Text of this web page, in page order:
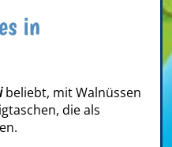
in
beliebt, mit Walnüssen
die als